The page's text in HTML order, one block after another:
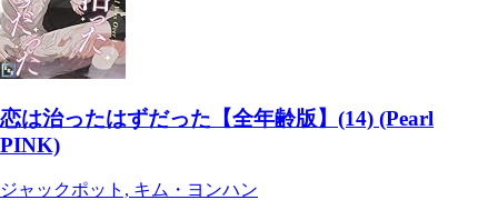
恋は治ったはずだった【全年齢版】(14) (Pearl
PINK)
ジャックポット, キム・ヨンハン